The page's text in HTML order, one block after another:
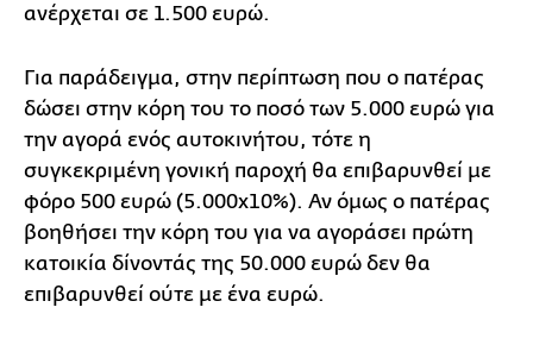
ανέρχεται σε 1.500 ευρώ.
Για παράδειγμα, στην περίπτωση που ο πατέρας
δώσει στην κόρη του το ποσό των 5.000 ευρώ για
την αγορά ενός αυτοκινήτου, τότε η
συγκεκριμένη γονική παροχή θα επιβαρυνθεί με
φόρο 500 ευρώ (5.000x10%). Αν όμως ο πατέρας
βοηθήσει την κόρη του για να αγοράσει πρώτη
κατοικία δίνοντάς της 50.000 ευρώ δεν θα
επιβαρυνθεί ούτε με ένα ευρώ.